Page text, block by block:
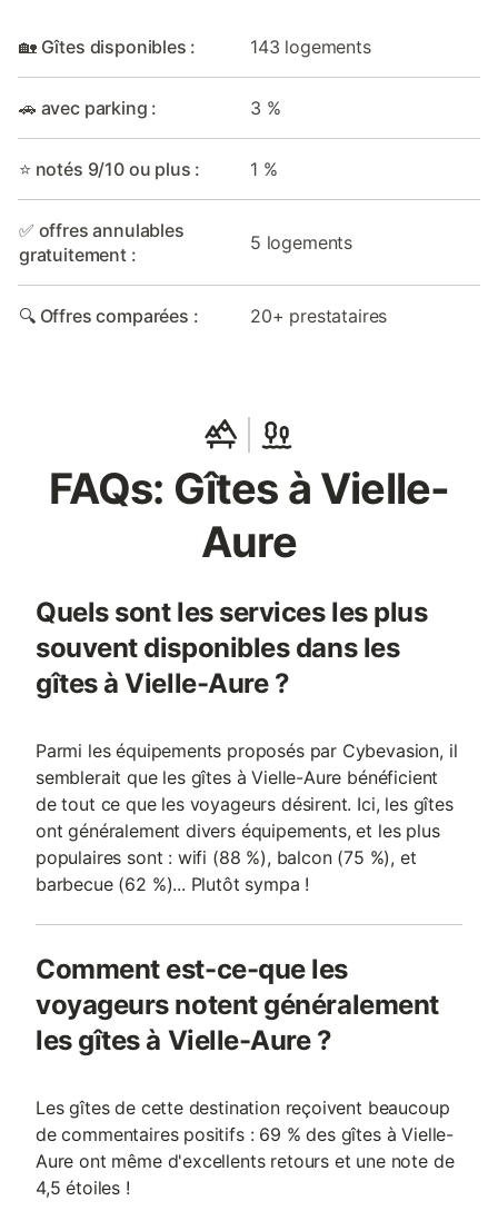
🏡 Gîtes disponibles : 143 logements
🚗 avec parking : 3 %
⭐ notés 9/10 ou plus : 1 %
✅ offres annulables
gratuitement :
5 logements
🔍 Offres comparées : 20+ prestataires
FAQs: Gîtes à Vielle-
Aure
Quels sont les services les plus
souvent disponibles dans les
gîtes à Vielle-Aure ?
Parmi les équipements proposés par Cybevasion, il
semblerait que les gîtes à Vielle-Aure bénéficient
de tout ce que les voyageurs désirent. Ici, les gîtes
ont généralement divers équipements, et les plus
populaires sont : wifi (88 %), balcon (75 %), et
barbecue (62 %)... Plutôt sympa !
Comment est-ce-que les
voyageurs notent généralement
les gîtes à Vielle-Aure ?
Les gîtes de cette destination reçoivent beaucoup
de commentaires positifs : 69 % des gîtes à Vielle-
Aure ont même d'excellents retours et une note de
4,5 étoiles !